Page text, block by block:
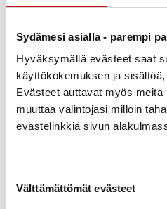
Sydämesi asialla - parempi
Hyväksymällä evästeet saat
käyttökokemuksen ja
Evästeet auttavat myös meitä
muuttaa valintojasi milloin
evästelinkkiä sivun
Välttämättömät evästeet
voi pitkään antaa vain
Luontokuntosalilla saa tietoa
hallinnasta ja sydänoireiden
tunnistamisesta ja hoidosta.
laskee verenpainetta,
huolehtivat omalta
etenemisestä ohjelman